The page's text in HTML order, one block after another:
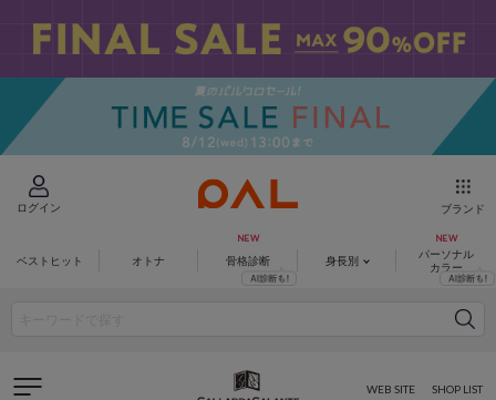
ログイン ブランド
ベストヒット オトナ 骨格診断 身長別
パーソナル
カラー
SHOP LIST
WEB SITE